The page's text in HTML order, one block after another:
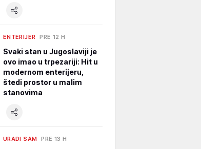
ENTERIJER PRE 12 H
Svaki stan u Jugoslaviji je
ovo imao u trpezariji: Hit u
modernom enterijeru,
štedi prostor u malim
stanovima
URADI SAM PRE 13 H